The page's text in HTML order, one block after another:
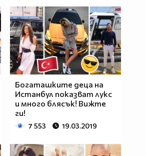
Богаташките деца на
Истанбул показват лукс
и много блясък! Вижте
ги!
7 553 19.03.2019